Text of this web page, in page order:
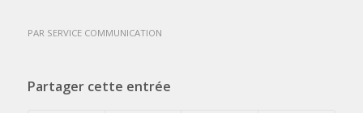
PAR SERVICE COMMUNICATION
Partager cette entrée